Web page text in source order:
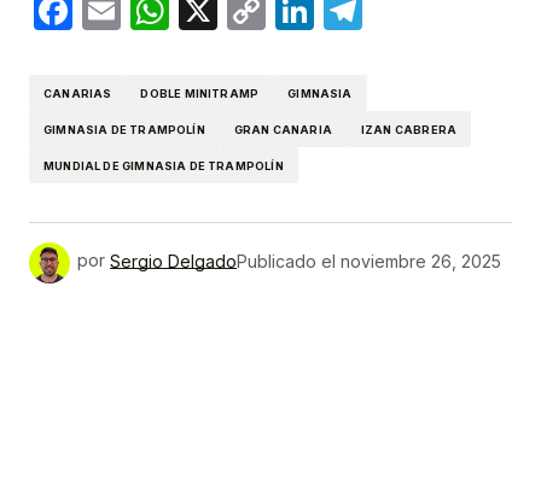
Facebook
EmailWhatsApp
X
CopyLinkedIn
CANARIAS DOBLE MINITRAMP GIMNASIA
GIMNASIA DE TRAMPOLÍN GRAN CANARIA IZAN CABRERA
MUNDIAL DE GIMNASIA DE TRAMPOLÍN
por Sergio DelgadoPublicado el noviembre 26, 2025